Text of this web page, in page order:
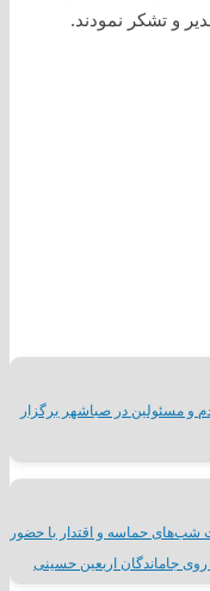
و تشکر نمودند.
و مسئولین در صباشهر برگزار
حماسه و اقتدار با حضور
جاماندگان اربعین حسینی